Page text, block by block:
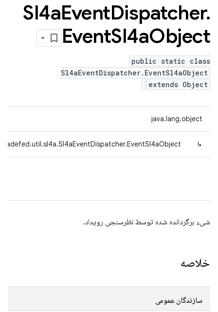
Sl4aEventDispatcher.
EventSl4aObject
public static class
Sl4aEventDispatcher.EventSl4aObject
extends Object
java.lang.object
↳
شیء برگردانده شده توسط نظرسنجی رویداد.
خلاصه
سازندگان عمومی